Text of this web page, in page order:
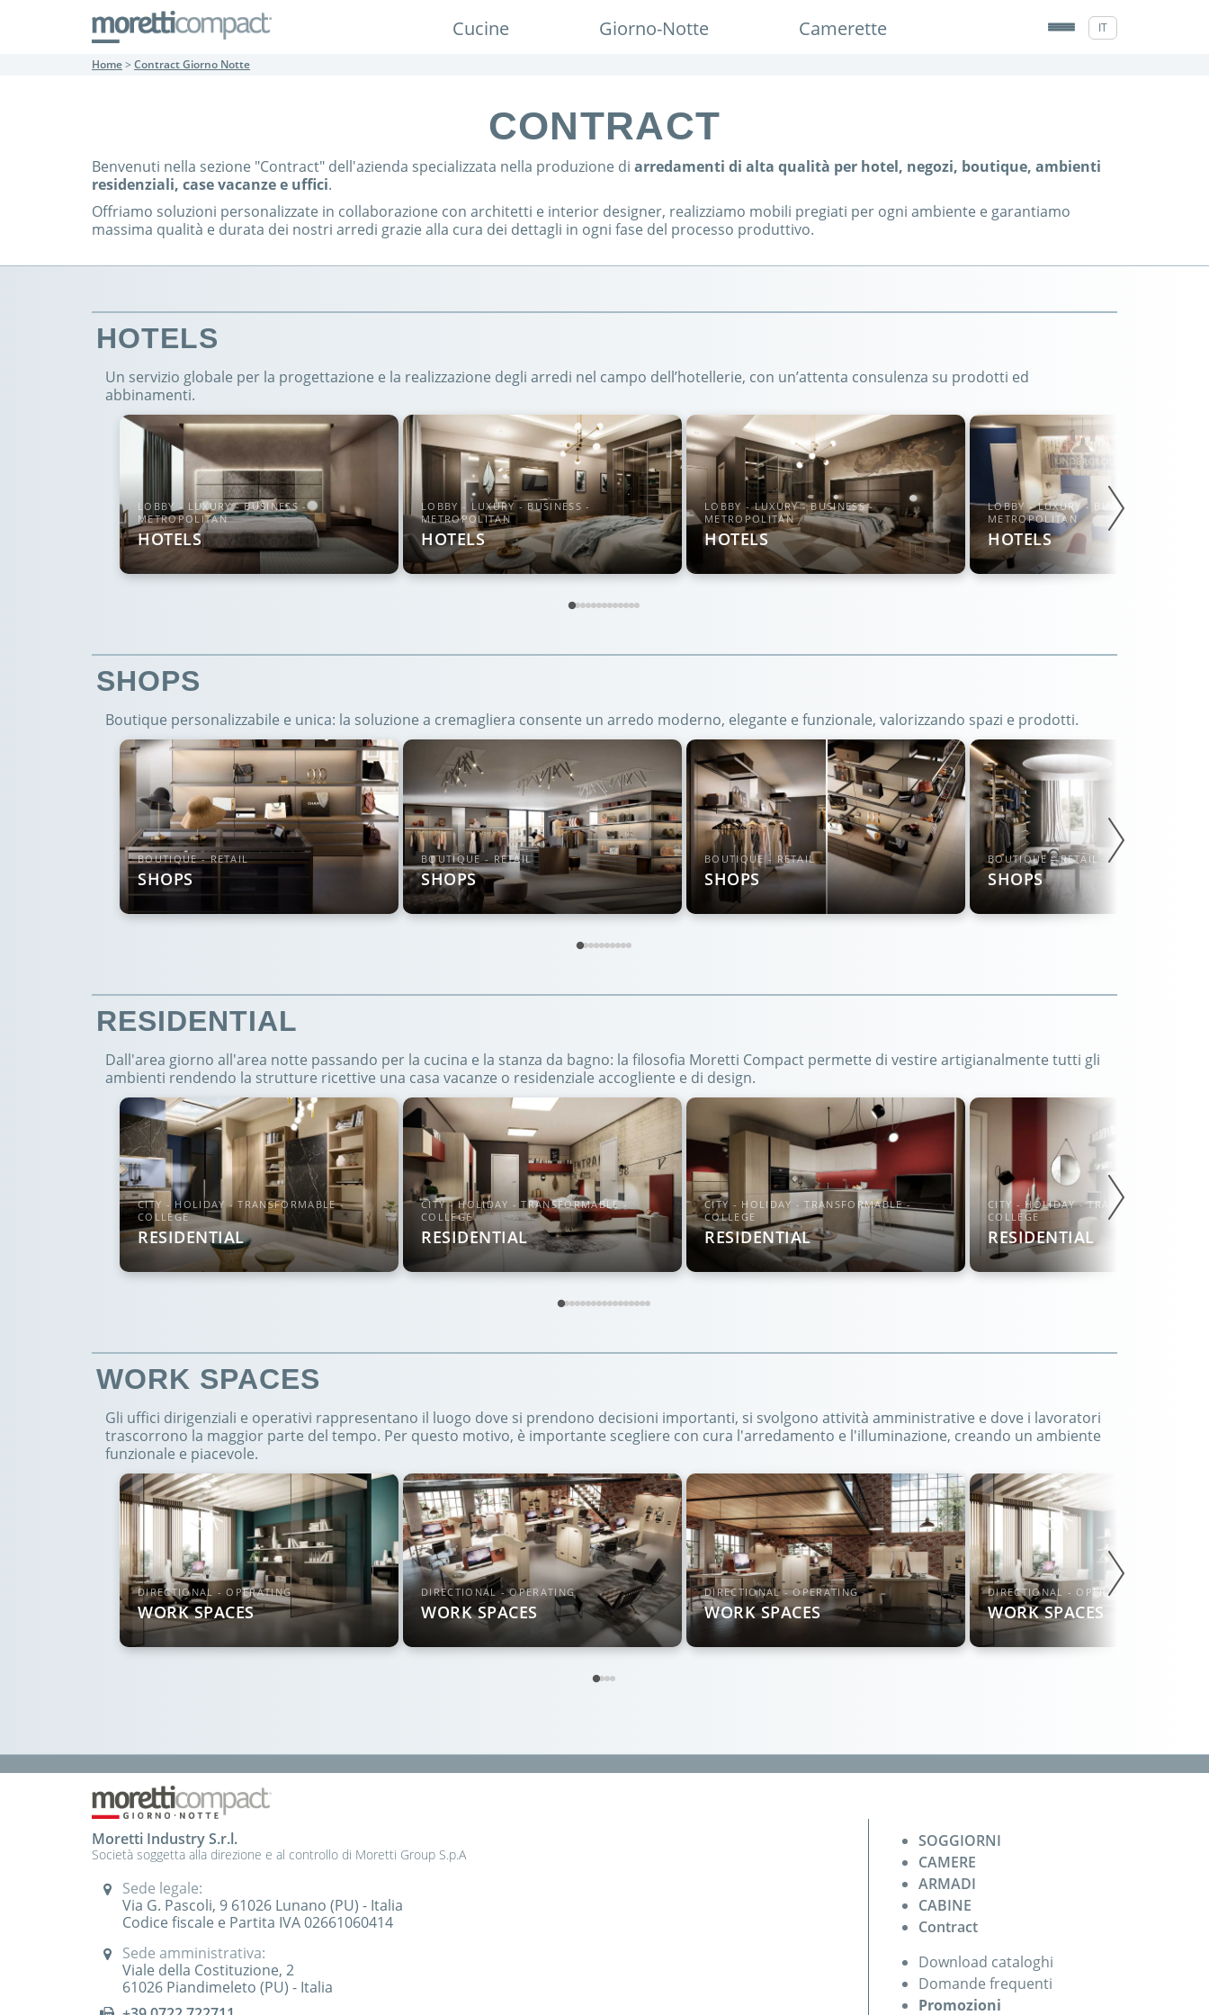
Cucine Giorno-Notte Camerette IT
Home> Contract Giorno Notte
CONTRACT
Benvenuti nella sezione "Contract" dell'azienda specializzata nella produzione di arredamenti di alta qualità per hotel, negozi, boutique, ambienti
residenziali, case vacanze e uffici.
Offriamo soluzioni personalizzate in collaborazione con architetti e interior designer, realizziamo mobili pregiati per ogni ambiente e garantiamo
massima qualità e durata dei nostri arredi grazie alla cura dei dettagli in ogni fase del processo produttivo.
HOTELS
Un servizio globale per la progettazione e la realizzazione degli arredi nel campo dell’hotellerie, con un’attenta consulenza su prodotti ed
abbinamenti.
LOBBY - LUXURY - BUSINESS -
METROPOLITAN
HOTELS
LOBBY - LUXURY - BUSINESS -
METROPOLITAN
HOTELS
LOBBY - LUXURY - BUSINESS -
METROPOLITAN
HOTELS
LOBBY - LUXURY - BUSINESS -
METROPOLITAN
HOTELS
SHOPS
Boutique personalizzabile e unica: la soluzione a cremagliera consente un arredo moderno, elegante e funzionale, valorizzando spazi e prodotti.
BOUTIQUE - RETAIL
SHOPS
BOUTIQUE - RETAIL
SHOPS
BOUTIQUE - RETAIL
SHOPS
BOUTIQUE - RETAIL
SHOPS
RESIDENTIAL
Dall'area giorno all'area notte passando per la cucina e la stanza da bagno: la filosofia Moretti Compact permette di vestire artigianalmente tutti gli
ambienti rendendo la strutture ricettive una casa vacanze o residenziale accogliente e di design.
CITY - HOLIDAY - TRANSFORMABLE -
COLLEGE
RESIDENTIAL
CITY - HOLIDAY - TRANSFORMABLE -
COLLEGE
RESIDENTIAL
CITY - HOLIDAY - TRANSFORMABLE -
COLLEGE
RESIDENTIAL
CITY - HOLIDAY - TRANSFORMABLE -
COLLEGE
RESIDENTIAL
WORK SPACES
Gli uffici dirigenziali e operativi rappresentano il luogo dove si prendono decisioni importanti, si svolgono attività amministrative e dove i lavoratori
trascorrono la maggior parte del tempo. Per questo motivo, è importante scegliere con cura l'arredamento e l'illuminazione, creando un ambiente
funzionale e piacevole.
DIRECTIONAL - OPERATING
WORK SPACES
DIRECTIONAL - OPERATING
WORK SPACES
DIRECTIONAL - OPERATING
WORK SPACES
DIRECTIONAL - OPERATING
WORK SPACES
Moretti Industry S.r.l.
Società soggetta alla direzione e al controllo di Moretti Group S.p.A
Sede legale:
Via G. Pascoli, 9 61026 Lunano (PU) - Italia
Codice fiscale e Partita IVA 02661060414
Sede amministrativa:
Viale della Costituzione, 2
61026 Piandimeleto (PU) - Italia
SOGGIORNI
CAMERE
ARMADI
CABINE
Contract
Download cataloghi
Domande frequenti
Promozioni